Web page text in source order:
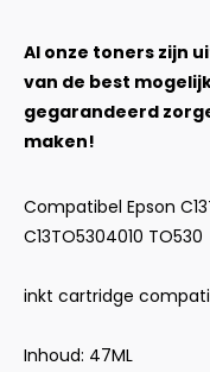
Al onze toners zijn
van de best
gegarandeerd
maken!
Compatibel Epson
C13TO5304010 TO530
inkt cartridge
Inhoud: 47ML